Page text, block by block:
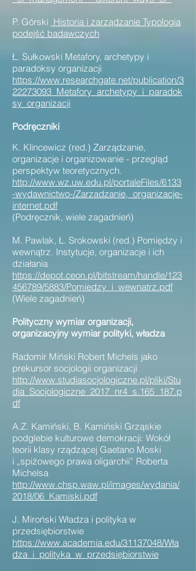
P. Górski Historia i zarządzanie Typologia
podejść badawczych
Ł. Sułkowski Metafory, archetypy i
paradoksy organizacji
https://www.researchgate.net/publication/3
22273093_Metafory_archetypy_i_paradok
sy_organizacji
Podręczniki
K. Klincewicz (red.) Zarządzanie,
organizacje i organizowanie - przegląd
perspektyw teoretycznych.
http://www.wz.uw.edu.pl/portaleFiles/6133
-wydawnictwo-/Zarzadzanie,_organizacje-
internet.pdf
(Podręcznik, wiele zagadnień)
M. Pawlak, Ł. Srokowski (red.) Pomiędzy i
wewnątrz. Instytucje, organizacje i ich
działania
https://depot.ceon.pl/bitstream/handle/123
456789/5883/Pomiedzy_i_wewnatrz.pdf
(Wiele zagadnień)
Polityczny wymiar organizacji,
organizacyjny wymiar polityki, władza
Radomir Miński Robert Michels jako
prekursor socjologii organizacji
http://www.studiasocjologiczne.pl/pliki/Stu
dia_Socjologiczne_2017_nr4_s.165_187.p
df
A.Z. Kamiński, B. Kamiński Grząskie
podglebie kulturowe demokracji: Wokół
teorii klasy rządzącej Gaetano Moski
i „spiżowego prawa oligarchii” Roberta
Michelsa
http://www.chsp.waw.pl/images/wydania/
2018/06_Kamiski.pdf
J. Miroński Władza i polityka w
przedsiębiorstwie
https://www.academia.edu/31137048/Wła
dza_i_polityka_w_przedsiębiorstwie